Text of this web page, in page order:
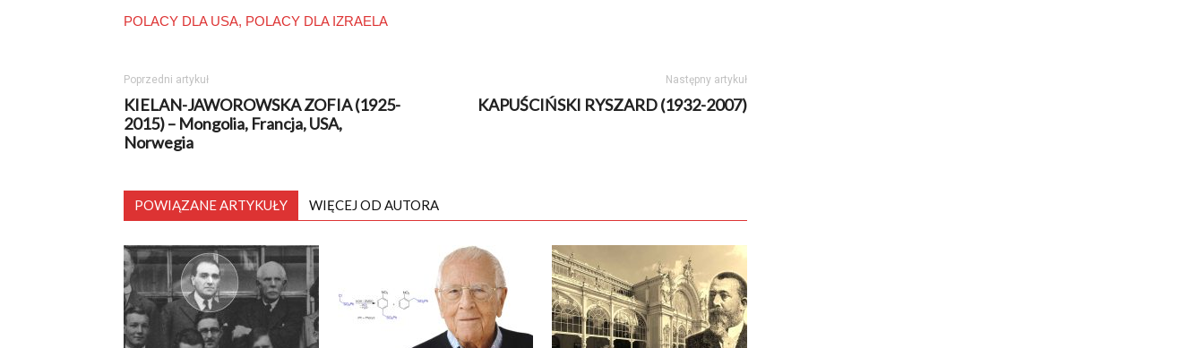
POLACY DLA USA, POLACY DLA IZRAELA
Poprzedni artykuł
KIELAN-JAWOROWSKA ZOFIA (1925-
2015) – Mongolia, Francja, USA,
Norwegia
Następny artykuł
KAPUŚCIŃSKI RYSZARD (1932-2007)
POWIĄZANE ARTYKUŁY WIĘCEJ OD AUTORA